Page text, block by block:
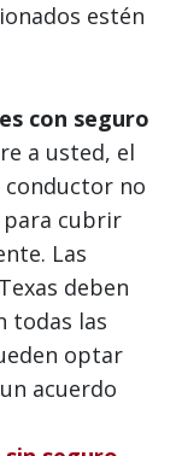
estén
con seguro
a usted, el
conductor no
cubrir
Las
deben
todas las
optar
acuerdo